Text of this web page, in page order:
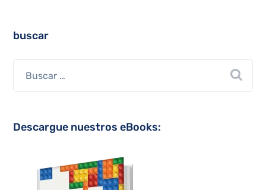
buscar
Descargue nuestros eBooks: